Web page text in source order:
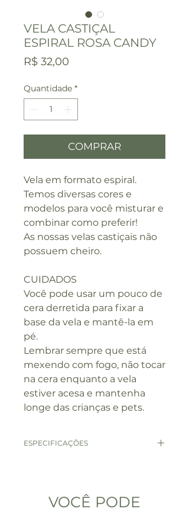
VELA CASTIÇAL
ESPIRAL ROSA CANDY
R$ 32,00
Quantidade *
COMPRAR
Vela em formato espiral.
Temos diversas cores e
modelos para você misturar e
combinar como preferir!
As nossas velas castiçais não
possuem cheiro.
CUIDADOS
Você pode usar um pouco de
cera derretida para fixar a
base da vela e mantê-la em
pé.
Lembrar sempre que está
mexendo com fogo, não tocar
na cera enquanto a vela
estiver acesa e mantenha
longe das crianças e pets.
ESPECIFICAÇÕES
Diâmetro varia entre 2,2 a
VOCÊ PODE